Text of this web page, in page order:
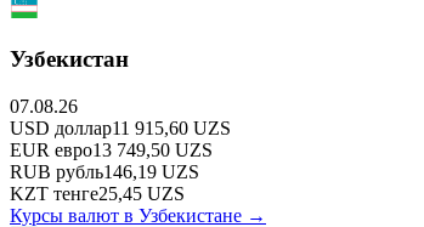
Узбекистан
07.08.26
USD доллар11 915,60 UZS
EUR евро13 749,50 UZS
RUB рубль146,19 UZS
KZT тенге25,45 UZS
Курсы валют в Узбекистане →